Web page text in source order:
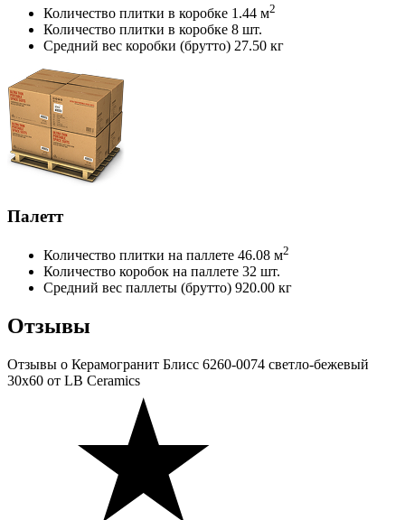
Количество плитки в коробке 1.44 м2
Количество плитки в коробке 8 шт.
Средний вес коробки (брутто) 27.50 кг
Палетт
Количество плитки на паллете 46.08 м2
Количество коробок на паллете 32 шт.
Средний вес паллеты (брутто) 920.00 кг
Отзывы
Отзывы о Керамогранит Блисс 6260-0074 светло-бежевый
30х60 от LB Ceramics